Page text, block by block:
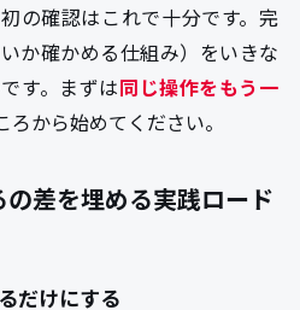
の確認はこれで十分です。完
か確かめる仕組み）をいきな
す。まずは同じ操作をもう一
ろから始めてください。
差を埋める実践ロード
だけにする